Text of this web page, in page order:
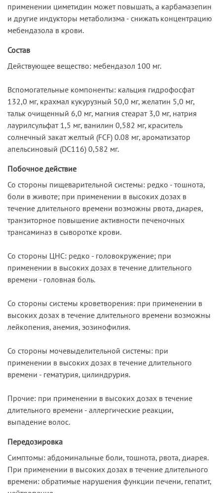
применении циметидин может повышать, а карбамазепин
и другие индукторы метаболизма - снижать концентрацию
мебендазола в крови.
Состав
Действующее вещество: мебендазол 100 мг.
Вспомогательные компоненты: кальция гидрофосфат
132,0 мг, крахмал кукурузный 50,0 мг, желатин 5,0 мг,
тальк очищенный 6,0 мг, магния стеарат 3,0 мг, натрия
лаурилсульфат 1,5 мг, ванилин 0,582 мг, краситель
солнечный закат желтый (FCF) 0.08 мг, ароматизатор
апельсиновый (DC116) 0,582 мг.
Побочное действие
Со стороны пищеварительной системы: редко - тошнота,
боли в животе; при применении в высоких дозах в
течение длительного времени возможны рвота, диарея,
транзиторное повышение активности печеночных
трансаминаз в сыворотке крови.
Со стороны ЦНС: редко - головокружение; при
применении в высоких дозах в течение длительного
времени - головная боль.
Со стороны системы кроветворения: при применении в
высоких дозах в течение длительного времени возможны
лейкопения, анемия, эозинофилия.
Со стороны мочевыделительной системы: при
применении в высоких дозах в течение длительного
времени - гематурия, цилиндрурия.
Прочие: при применении в высоких дозах в течение
длительного времени - аллергические реакции,
выпадение волос.
Передозировка
Симптомы: абдоминальные боли, тошнота, рвота, диарея.
При применении в высоких дозах в течение длительного
времени: обратимые нарушения функции печени, гепатит,